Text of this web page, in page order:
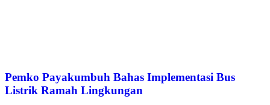
Pemko Payakumbuh Bahas Implementasi Bus
Listrik Ramah Lingkungan